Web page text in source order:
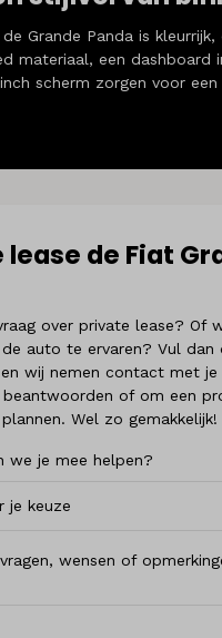
Grande Panda is kleurrijk,
materiaal, een dashboard
scherm zorgen voor een
lease de Fiat
over private lease? Of
auto te ervaren? Vul dan
wij nemen contact met
beantwoorden of om een
Wel zo gemakkelijk!
we je mee helpen?
wensen of